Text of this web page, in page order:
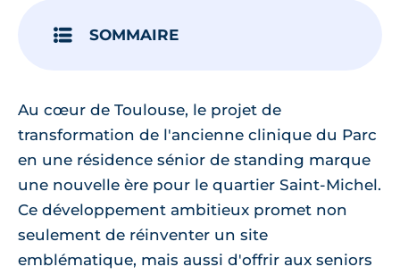
SOMMAIRE
Au cœur de Toulouse, le projet de
transformation de l'ancienne clinique du Parc
en une résidence sénior de standing marque
une nouvelle ère pour le quartier Saint-Michel.
Ce développement ambitieux promet non
seulement de réinventer un site
emblématique, mais aussi d'offrir aux seniors